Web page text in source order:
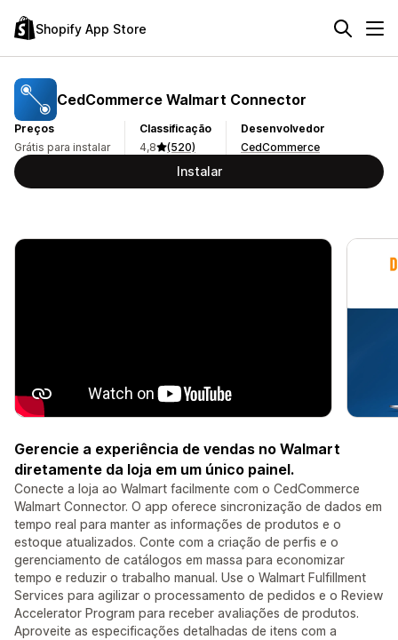
Shopify App Store
CedCommerce Walmart Connector
Preços
Grátis para instalar
Classificação
4,8
(520)
Desenvolvedor
CedCommerce
Instalar
Gerencie a experiência de vendas no Walmart
diretamente da loja em um único painel.
Conecte a loja ao Walmart facilmente com o CedCommerce
Walmart Connector. O app oferece sincronização de dados em
tempo real para manter as informações de produtos e o
estoque atualizados. Conte com a criação de perfis e o
gerenciamento de catálogos em massa para economizar
tempo e reduzir o trabalho manual. Use o Walmart Fulfillment
Services para agilizar o processamento de pedidos e o Review
Accelerator Program para receber avaliações de produtos.
Aproveite as especificações detalhadas de itens com a